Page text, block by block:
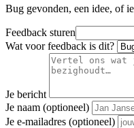
Bug gevonden, een idee, of
Feedback sturen
Wat voor feedback is dit?
Je bericht
Je naam (optioneel)
Je e-mailadres (optioneel)